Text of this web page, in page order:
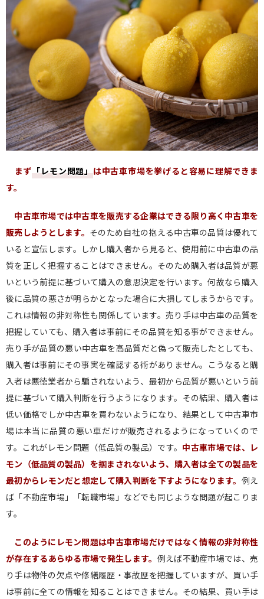
まず「レモン問題」は中古車市場を挙げると容易に理解できま
す。
中古車市場では中古車を販売する企業はできる限り高く中古車を
販売しようとします。 そのため自社の抱える中古車の品質は優れて
いると宣伝します。しかし購入者から見ると、使用前に中古車の品
質を正しく把握することはできません。そのため購入者は品質が悪
いという前提に基づいて購入の意思決定を行います。何故なら購入
後に品質の悪さが明らかとなった場合に大損してしまうからです。
これは情報の非対称性も関係しています。売り手は中古車の品質を
把握していても、購入者は事前にその品質を知る事ができません。
売り手が品質の悪い中古車を高品質だと偽って販売したとしても、
購入者は事前にその事実を確認する術がありません。こうなると購
入者は悪徳業者から騙されないよう、最初から品質が悪いという前
提に基づいて購入判断を行うようになります。その結果、購入者は
低い価格でしか中古車を買わないようになり、結果として中古車市
場は本当に品質の悪い車だけが販売されるようになっていくので
す。これがレモン問題（低品質の製品）です。 中古車市場では、レ
モン（低品質の製品）を掴まされないよう、購入者は全ての製品を
最初からレモンだと想定して購入判断を下すようになります。 例え
ば「不動産市場」「転職市場」などでも同じような問題が起こりま
す。
このようにレモン問題は中古車市場だけではなく情報の非対称性
が存在するあらゆる市場で発生します。 例えば不動産市場では、売
り手は物件の欠点や修繕履歴・事故歴を把握していますが、買い手
は事前に全ての情報を知ることはできません。その結果、買い手は